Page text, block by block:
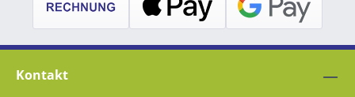
Kontakt